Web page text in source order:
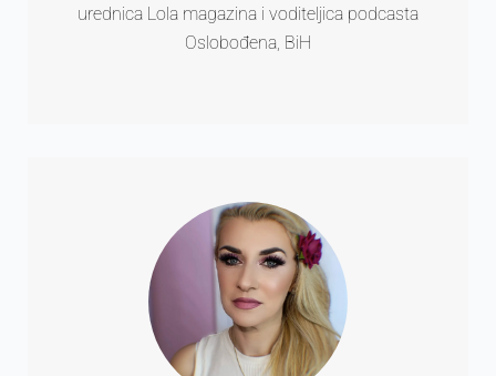
urednica Lola magazina i voditeljica podcasta
Oslobođena, BiH